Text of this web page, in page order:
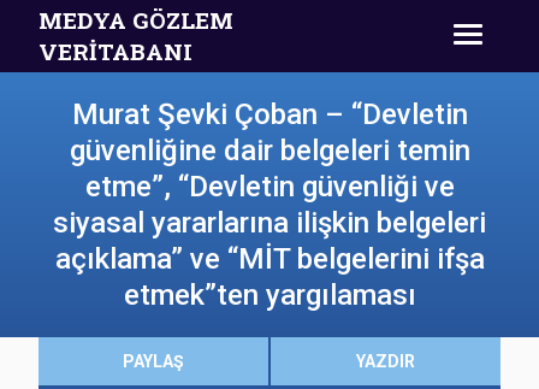
MEDYA GÖZLEM
VERİTABANI
Murat Şevki Çoban – “Devletin
güvenliğine dair belgeleri temin
etme”, “Devletin güvenliği ve
siyasal yararlarına ilişkin belgeleri
açıklama” ve “MİT belgelerini ifşa
etmek”ten yargılaması
PAYLAŞ YAZDIR